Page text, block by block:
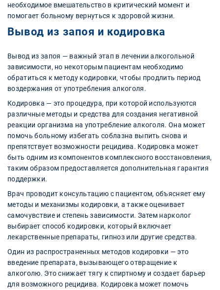
необходимое вмешательство в критический момент и
помогает больному вернуться к здоровой жизни.
Вывод из запоя и кодировка
Вывод из запоя — важный этап в лечении алкогольной
зависимости, но некоторым пациентам необходимо
обратиться к методу кодировки, чтобы продлить период
воздержания от употребления алкоголя.
Кодировка — это процедура, при которой используются
различные методы и средства для создания негативной
реакции организма на употребление алкоголя. Она может
помочь больному избегать соблазна выпить снова и
препятствует возможности рецидива. Кодировка может
быть одним из компонентов комплексного восстановления,
таким образом предоставляется дополнительная гарантия
поддержки.
Врач проводит консультацию с пациентом, объясняет ему
методы и механизмы кодировки, а также оценивает
самочувствие и степень зависимости. Затем нарколог
выбирает способ кодировки, который включает
лекарственные препараты, гипноз или другие средства.
Один из распространенных методов кодировки — это
введение препарата, вызывающего отвращение к
алкоголю. Это снижает тягу к спиртному и создает барьер
для возможного рецидива. Кодировка может помочь